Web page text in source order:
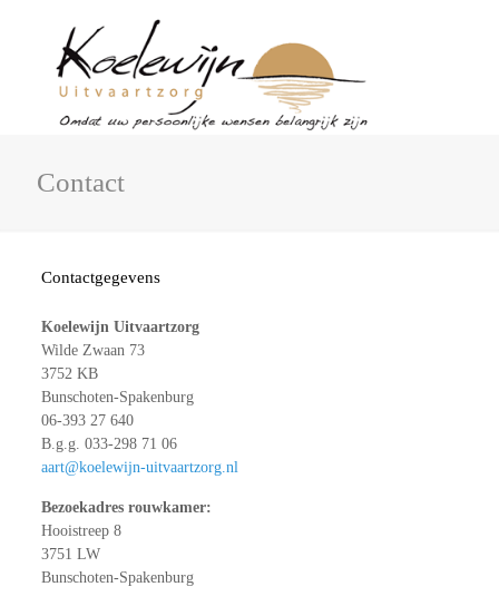
Contact
Contactgegevens
Koelewijn Uitvaartzorg
Wilde Zwaan 73
3752 KB
Bunschoten-Spakenburg
06-393 27 640
B.g.g. 033-298 71 06
aart@koelewijn-uitvaartzorg.nl
Bezoekadres rouwkamer:
Hooistreep 8
3751 LW
Bunschoten-Spakenburg